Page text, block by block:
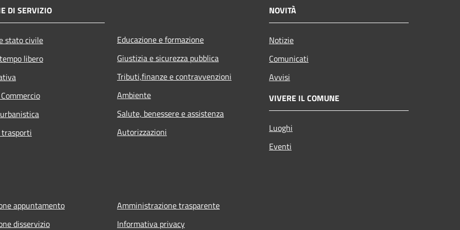
DI SERVIZIO
stato civile
libero
Educazione e formazione
Giustizia e sicurezza pubblica
Tributi,finanze e contravvenzioni
Ambiente
Salute, benessere e assistenza
Autorizzazioni
NOVITÀ
Notizie
Comunicati
Avvisi
VIVERE IL COMUNE
Luoghi
Eventi
appuntamento
disservizio
Amministrazione trasparente
Informativa privacy